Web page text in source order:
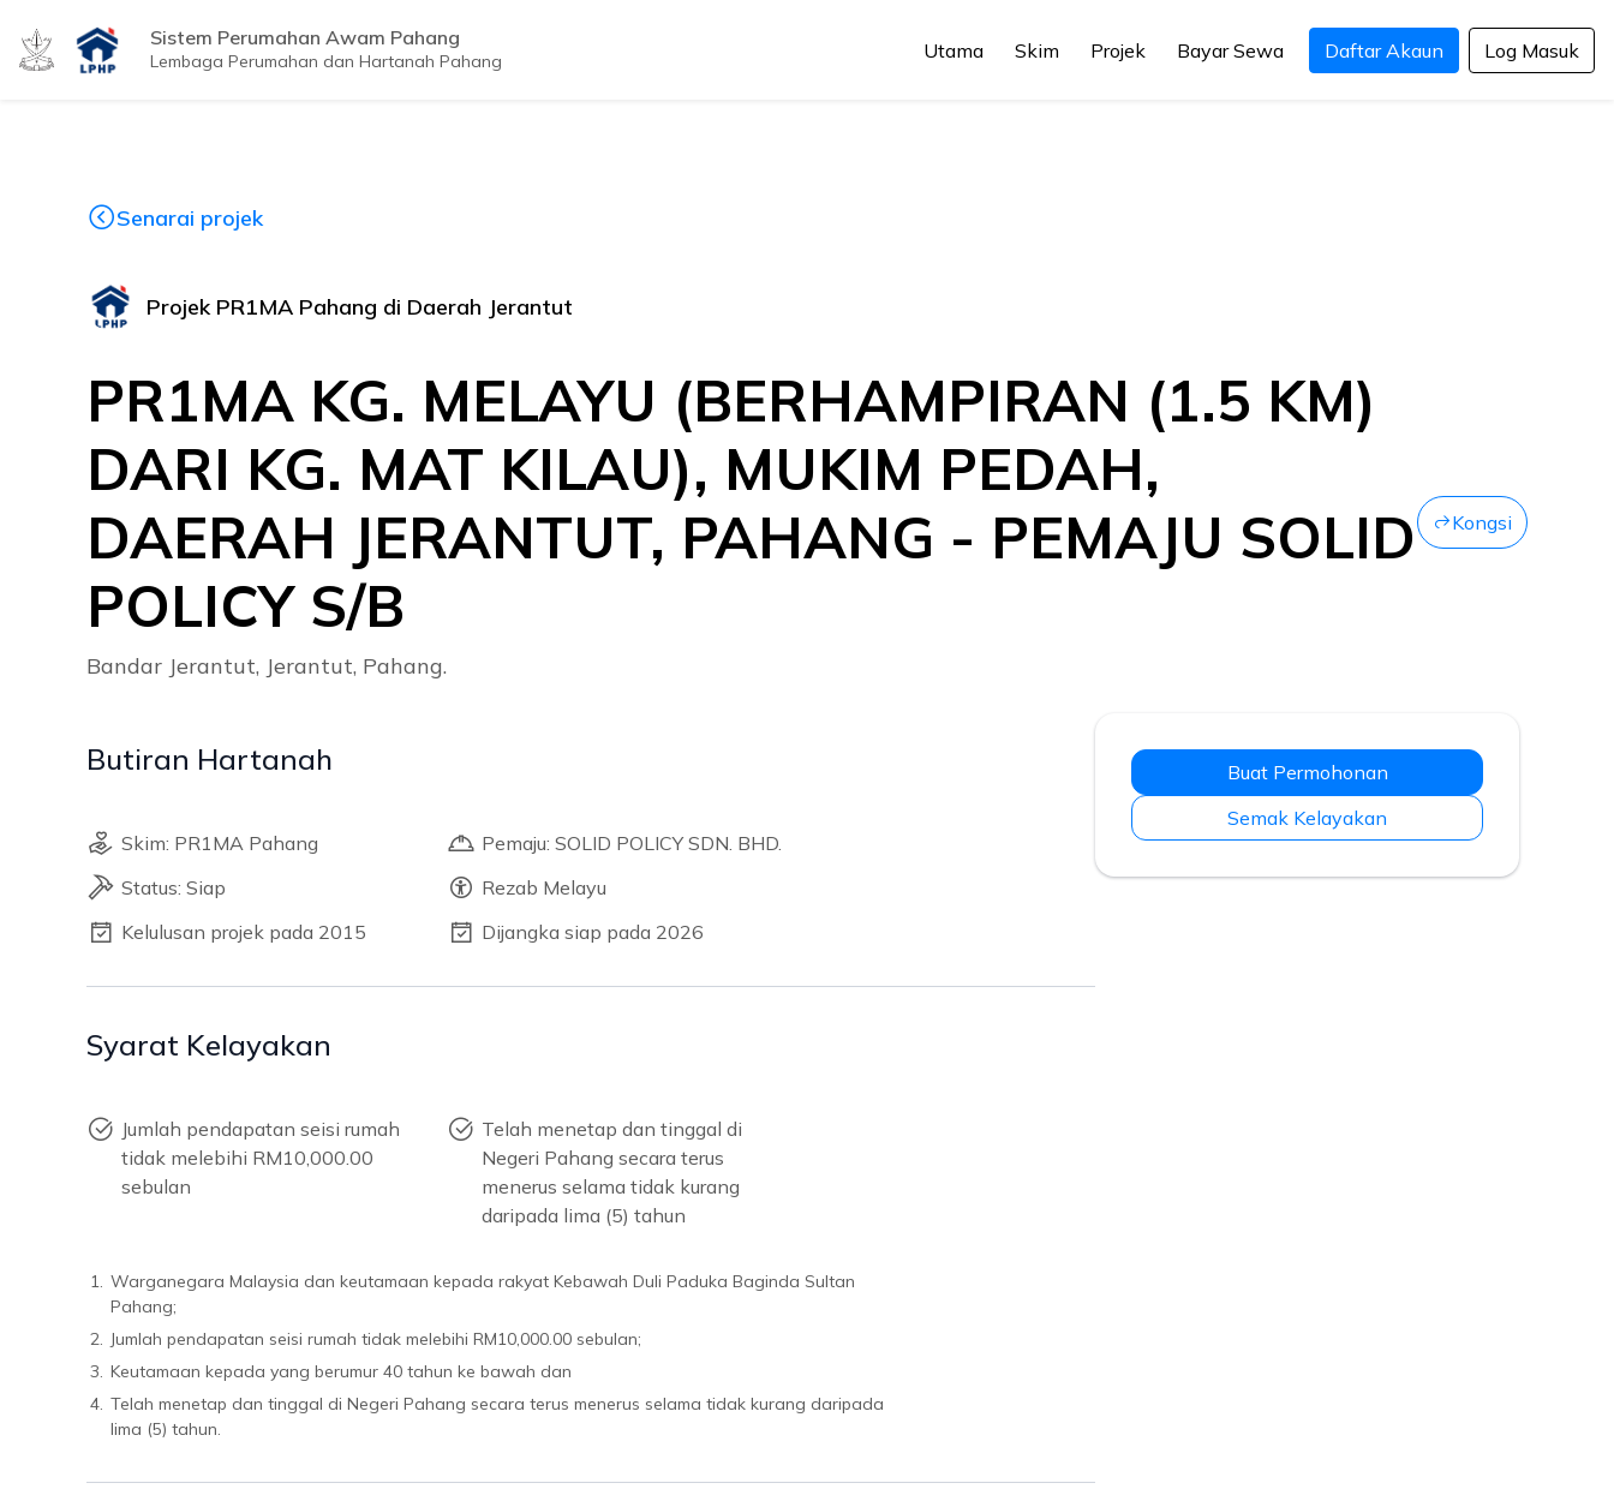
Sistem Perumahan Awam Pahang
Lembaga Perumahan dan Hartanah Pahang Utama Skim Projek Bayar Sewa Daftar Akaun Log Masuk
Senarai projek
Projek PR1MA Pahang di Daerah Jerantut
PR1MA KG. MELAYU (BERHAMPIRAN (1.5 KM)
DARI KG. MAT KILAU), MUKIM PEDAH,
DAERAH JERANTUT, PAHANG - PEMAJU SOLID
POLICY S/B
Bandar Jerantut, Jerantut, Pahang.
Kongsi
Butiran Hartanah
Skim: PR1MA Pahang
Pemaju: SOLID POLICY SDN. BHD.
Status: Siap
Rezab Melayu
Kelulusan projek pada 2015
Dijangka siap pada 2026
Syarat Kelayakan
Jumlah pendapatan seisi rumah
tidak melebihi RM10,000.00
sebulan
Telah menetap dan tinggal di
Negeri Pahang secara terus
menerus selama tidak kurang
daripada lima (5) tahun
1. Warganegara Malaysia dan keutamaan kepada rakyat Kebawah Duli Paduka Baginda Sultan
Pahang;
2. Jumlah pendapatan seisi rumah tidak melebihi RM10,000.00 sebulan;
3. Keutamaan kepada yang berumur 40 tahun ke bawah dan
4. Telah menetap dan tinggal di Negeri Pahang secara terus menerus selama tidak kurang daripada
lima (5) tahun.
Buat Permohonan
Semak Kelayakan